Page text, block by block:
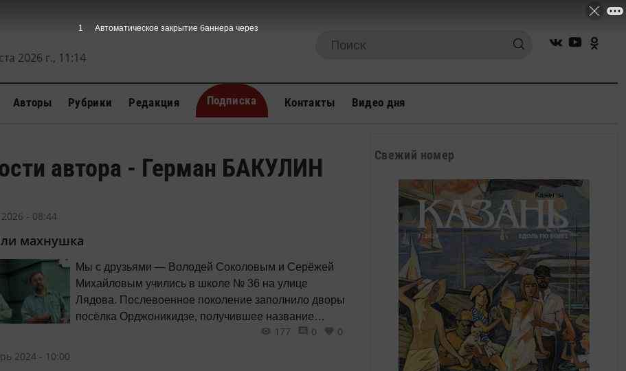
2026 г., 11:14
Авторы Рубрики Редакция Подписка Контакты Видео дня
автора - Герман БАКУЛИН
- 08:44
махнушка
Мы с друзьями — Володей Соколовым и Серёжей
Михайловым учились в школе № 36 на улице
Лядова. Послевоенное поколение заполнило дворы
посёлка Орджоникидзе, получившее название
177 0
0
2024 - 10:00
Свежий номер